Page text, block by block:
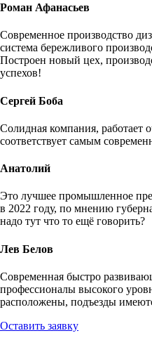
Роман Афанасьев
Современное производство
система бережливого
Построен новый цех,
успехов!
Сергей Боба
Солидная компания, работает
соответствует самым
Анатолий
Это лучшее промышленное
в 2022 году, по мнению
надо тут что то ещё говорить?
Лев Белов
Современная быстро
профессионалы высокого
расположены, подъезды
Оставить заявку